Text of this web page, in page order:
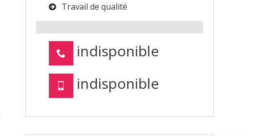
Travail de qualité
indisponible
indisponible